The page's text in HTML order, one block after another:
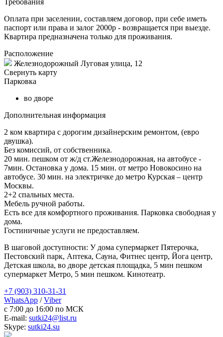
Оплата при заселении, составляем договор, при себе иметь
паспорт или права и залог 2000р - возвращается при выезде.
Квартира предназначена только для проживания.
Расположение
Железнодорожный Луговая улица, 12
Свернуть карту
Парковка
во дворе
Дополнительная информация
2 ком квартира с дорогим дизайнерским ремонтом, (евро
двушка).
Без комиссий, от собственника.
20 мин. пешком от ж/д ст.Железнодорожная, на автобусе -
7мин. Остановка у дома. 15 мин. от метро Новокосино на
автобусе. 30 мин. на электричке до метро Курская – центр
Москвы.
2+2 спальных места.
Мебель ручной работы.
Есть все для комфортного проживания. Парковка свободная у
дома.
Гостиничные услуги не предоставляем.
В шаговой доступности: У дома супермаркет Пятерочка,
Пестовский парк, Аптека, Сауна, Фитнес центр, Йога центр,
Детская школа, во дворе детская площадка, 5 мин пешком
супермаркет Метро, 5 мин пешком. Кинотеатр.
+7 (903) 310-31-31
WhatsApp /Viber
c 7:00 до 16:00 по МСК
E-mail: sutki24@list.ru
Skype: sutki24.su